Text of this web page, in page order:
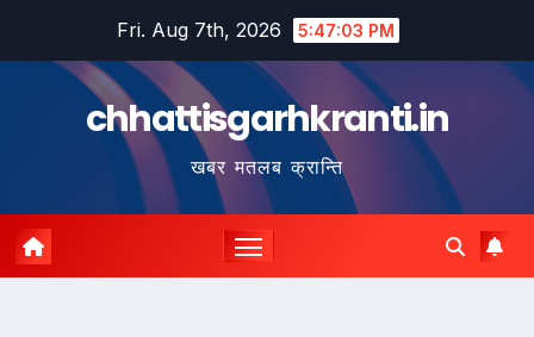
Fri. Aug 7th, 2026 5:47:04 PM
chhattisgarhkranti.in
खबर मतलब क्रान्ति